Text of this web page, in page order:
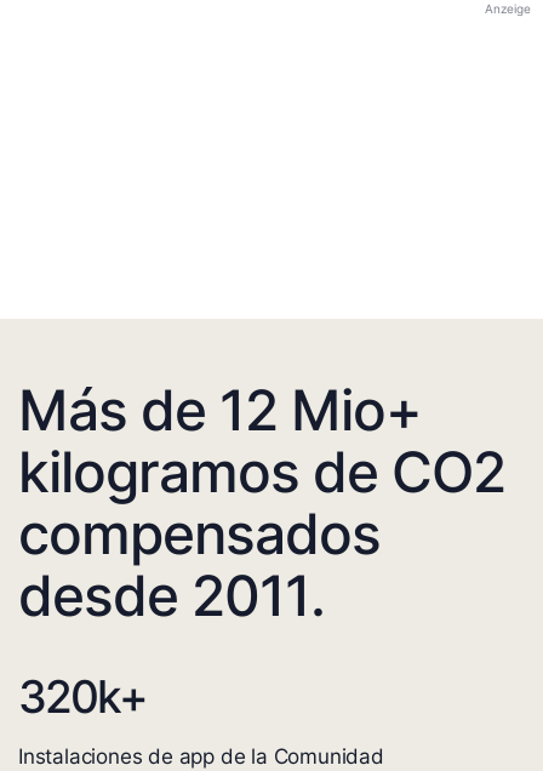
Anzeige
Más de 12 Mio+
kilogramos de CO2
compensados
desde 2011.
320k+
Instalaciones de app de la Comunidad